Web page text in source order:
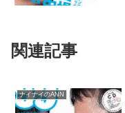
関連記事
ナイナイのANN